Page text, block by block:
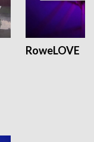
RoweLOVE